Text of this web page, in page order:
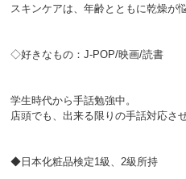
スキンケアは、年齢とともに乾燥が
◇好きなもの：J-POP/映画/読書
学生時代から手話勉強中。
店頭でも、出来る限りの手話対応さ
◆日本化粧品検定1級、2級所持